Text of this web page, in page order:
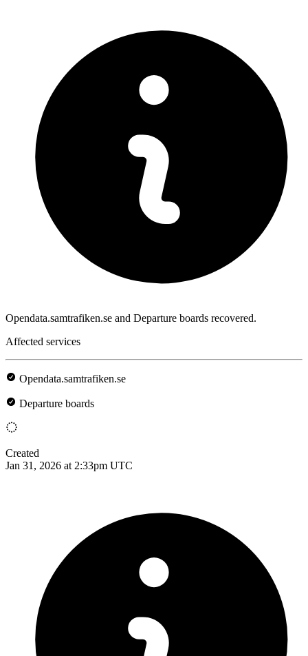
Opendata.samtrafiken.se and Departure boards recovered.
Affected services
Opendata.samtrafiken.se
Departure boards
Created
Jan 31, 2026 at 2:33pm UTC